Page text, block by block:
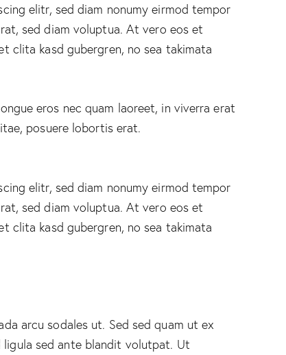
elitr, sed diam nonumy eirmod tempor
sed diam voluptua. At vero eos et
clita kasd gubergren, no sea takimata
eros nec quam laoreet, in viverra erat
posuere lobortis erat.
elitr, sed diam nonumy eirmod tempor
sed diam voluptua. At vero eos et
clita kasd gubergren, no sea takimata
arcu sodales ut. Sed sed quam ut ex
ligula sed ante blandit volutpat. Ut